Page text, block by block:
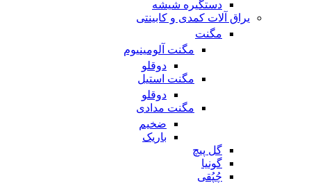
دستگیره شیشه
یراق آلات کمدی و کابینتی
مگنت
مگنت آلومینیوم
دوقلو
مگنت استیل
دوقلو
مگنت مدادی
ضخیم
باریک
گل پیچ
گونیا
چُپُقی